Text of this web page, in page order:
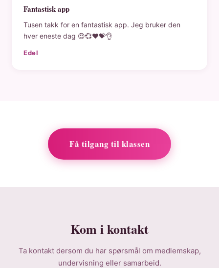
Fantastisk app
Tusen takk for en fantastisk app. Jeg bruker den
hver eneste dag 😍💞❤️💝👌
Edel
Få tilgang til klassen
Kom i kontakt
Ta kontakt dersom du har spørsmål om medlemskap,
undervisning eller samarbeid.